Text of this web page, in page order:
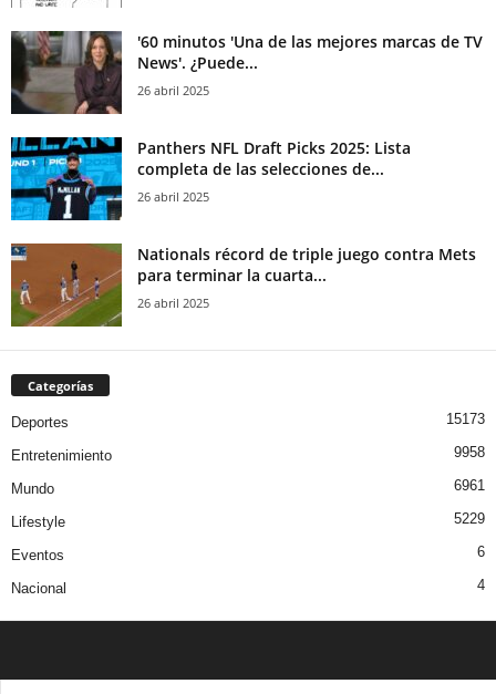
'60 minutos 'Una de las mejores marcas de TV
News'. ¿Puede...
26 abril 2025
Panthers NFL Draft Picks 2025: Lista
completa de las selecciones de...
26 abril 2025
Nationals récord de triple juego contra Mets
para terminar la cuarta...
26 abril 2025
Categorías
Deportes 15173
Entretenimiento 9958
Mundo 6961
Lifestyle 5229
Eventos 6
Nacional 4